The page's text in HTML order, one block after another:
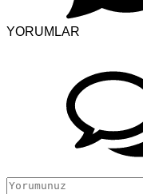
YORUMLAR